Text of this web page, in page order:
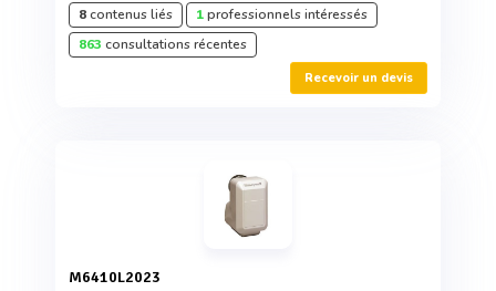
8contenus liés 1professionnels intéressés
863 consultations récentes
Recevoir un devis
M6410L2023